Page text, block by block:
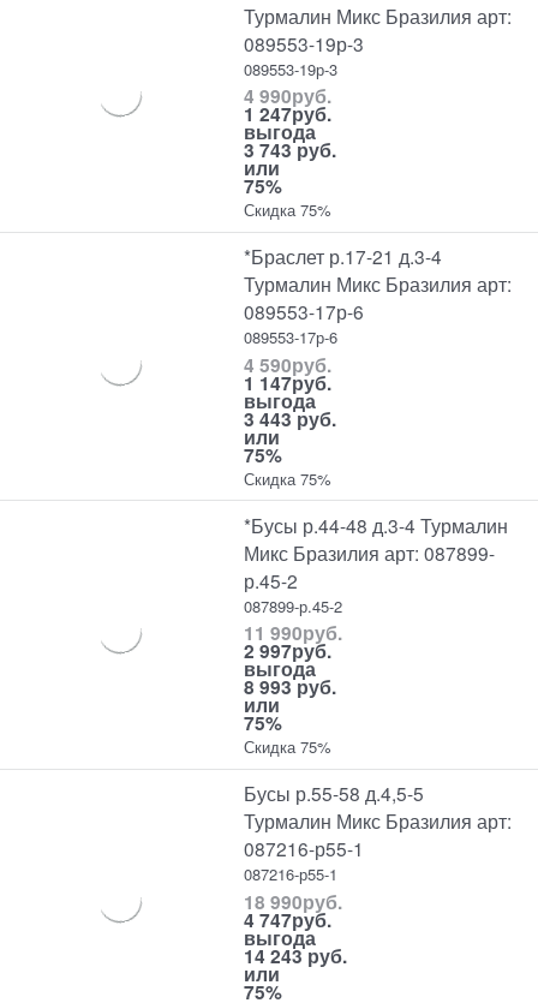
Турмалин Микс Бразилия арт:
089553-19р-3
089553-19р-3
4 990руб.
1 247руб.
выгода
3 743 руб.
или
75%
Скидка 75%
*Браслет р.17-21 д.3-4
Турмалин Микс Бразилия арт:
089553-17р-6
089553-17р-6
4 590руб.
1 147руб.
выгода
3 443 руб.
или
75%
Скидка 75%
*Бусы р.44-48 д.3-4 Турмалин
Микс Бразилия арт: 087899-
р.45-2
087899-р.45-2
11 990руб.
2 997руб.
выгода
8 993 руб.
или
75%
Скидка 75%
Бусы р.55-58 д.4,5-5
Турмалин Микс Бразилия арт:
087216-р55-1
087216-р55-1
18 990руб.
4 747руб.
выгода
14 243 руб.
или
75%